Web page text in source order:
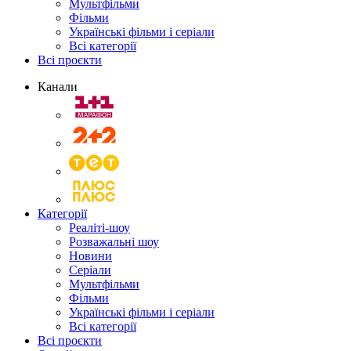
Мультфільми
Фільми
Українські фільми і серіали
Всі категорії
Всі проєкти
Канали
Категорії
Реаліті-шоу
Розважальні шоу
Новини
Серіали
Мультфільми
Фільми
Українські фільми і серіали
Всі категорії
Всі проєкти